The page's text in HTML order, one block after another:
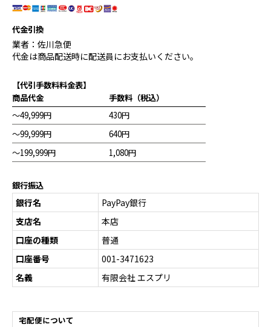
代金引換
業者：佐川急便
代金は商品配送時に配送員にお支払いください。
【代引手数料料金表】
商品代金
～49,999円
～99,999円
～199,999円
手数料（税込）
430円
640円
1,080円
銀行振込
銀行名
PayPay銀行
支店名
本店
口座の種類
普通
口座番号
001-3471623
名義
有限会社 エスプリ
宅配便について